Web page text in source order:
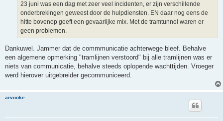
23 juni was een dag met zeer veel incidenten, er zijn verschillende
onderbrekingen geweest door de hulpdiensten. EN daar nog eens de
hitte bovenop geeft een gevaarlijke mix. Met de tramtunnel waren er
geen problemen.
Dankuwel. Jammer dat de commmunicatie achterwege bleef. Behalve
een algemene opmerking "tramlijnen verstoord" bij alle tramlijnen was er
niets van communicatie, behalve steeds oplopende wachttijden. Vroeger
werd hierover uitgebreider gecommuniceerd.
arvooke